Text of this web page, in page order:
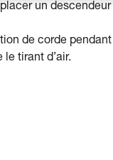
un
de corde
tirant d’air.